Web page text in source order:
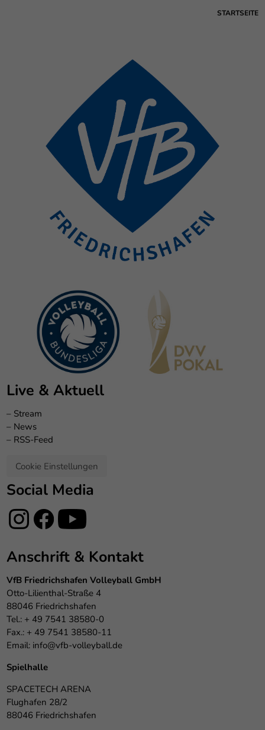
STARTSEITE
Live & Aktuell
– Stream
– News
– RSS-Feed
Cookie Einstellungen
Social Media
Anschrift & Kontakt
VfB Friedrichshafen Volleyball GmbH
Otto-Lilienthal-Straße 4
88046 Friedrichshafen
Tel.: + 49 7541 38580-0
Fax.: + 49 7541 38580-11
Email: info@vfb-volleyball.de
Spielhalle
SPACETECH ARENA
Flughafen 28/2
88046 Friedrichshafen